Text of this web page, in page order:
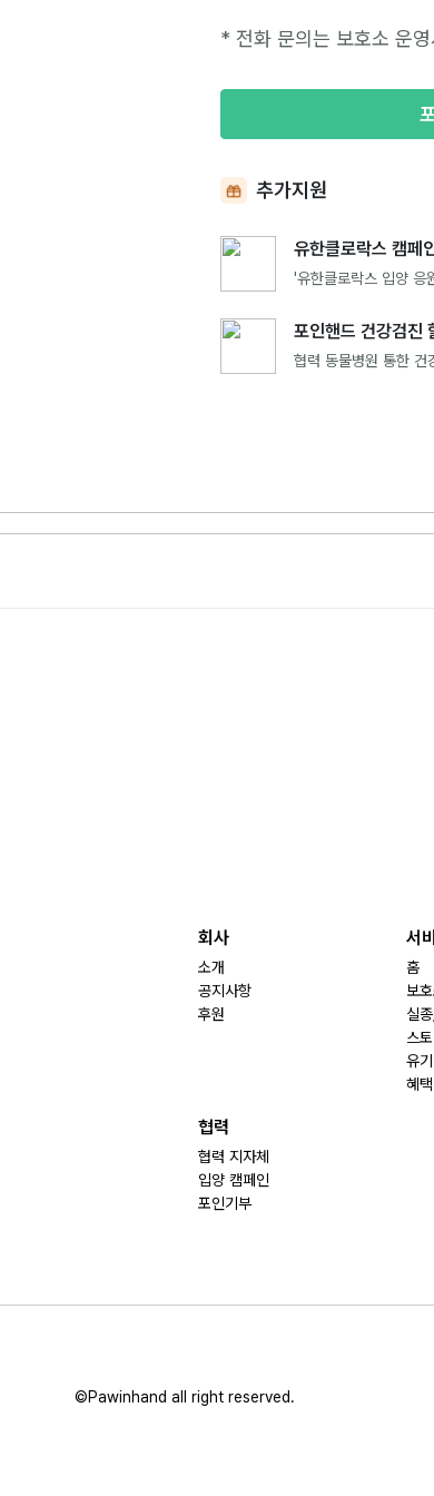
* 전화 문의는 보호소 운
추가지원
유한클로락스 캠페
'유한클로락스 입양 응
포인핸드 건강검진
협력 동물병원 통한 건
회사
소개
공지사항
후원
서
홈
보
실
스
유
혜택
협력
협력 지자체
입양 캠페인
포인기부
©Pawinhand all right reserved.